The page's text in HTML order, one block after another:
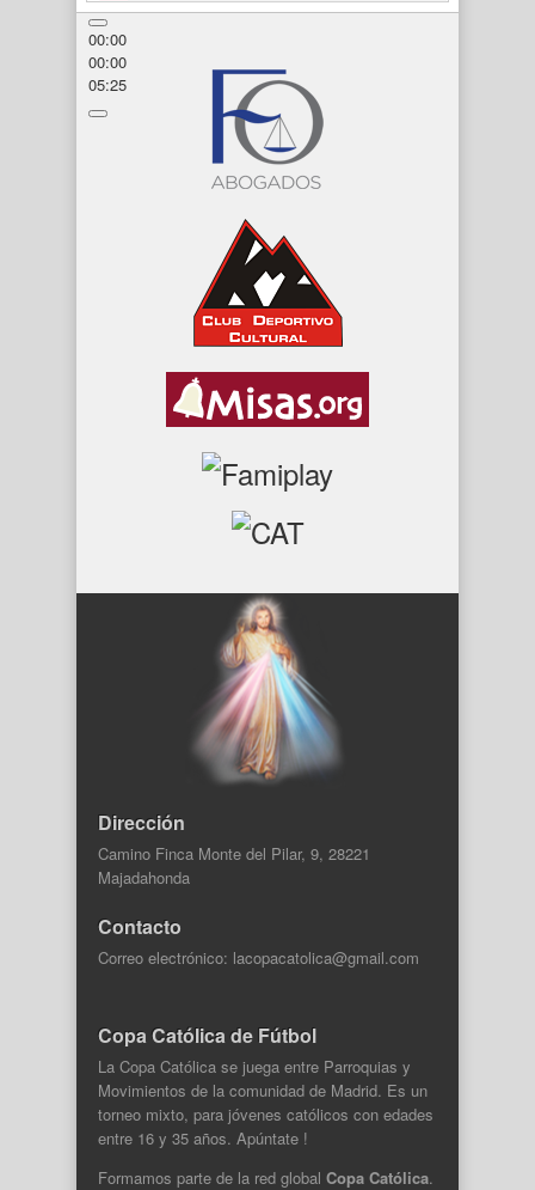
00:00
00:00
05:25
Dirección
Camino Finca Monte del Pilar, 9, 28221
Majadahonda
Contacto
Correo electrónico: lacopacatolica@gmail.com
Copa Católica de Fútbol
La Copa Católica se juega entre Parroquias y
Movimientos de la comunidad de Madrid. Es un
torneo mixto, para jóvenes católicos con edades
entre 16 y 35 años. Apúntate !
Formamos parte de la red global Copa Católica.